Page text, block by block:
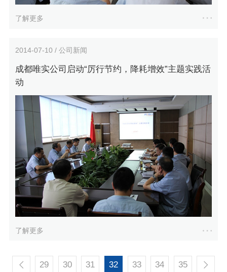
了解更多
2014-07-10 / 公司新闻
成都唯实公司启动“厉行节约，降耗增效”主题实践活
动
了解更多
 29 30 31 32 33 34 35 